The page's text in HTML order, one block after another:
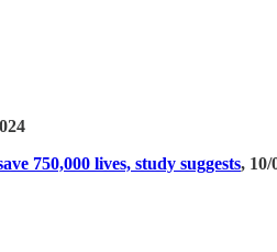
750,000 lives, study suggests, 10/